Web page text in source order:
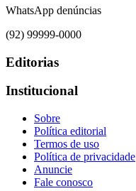
WhatsApp denúncias
(92) 99999-0000
Editorias
Institucional
Sobre
Política editorial
Termos de uso
Política de privacidade
Anuncie
Fale conosco